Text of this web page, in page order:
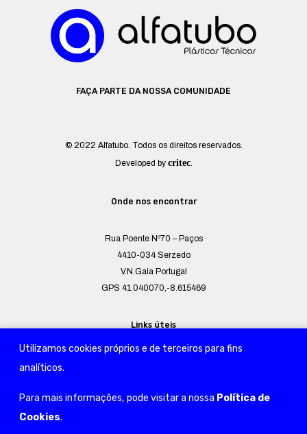
Utilizamos cookies próprios e de terceiros para fins
analíticos.
Para mais informações, pode visitar a nossa Política de
Cookies.
FAÇA PARTE DA NOSSA COMUNIDADE
© 2022 Alfatubo. Todos os direitos reservados.
Developed by critec.
Onde nos encontrar
Rua Poente Nº70 – Paços
4410-034 Serzedo
V.N.Gaia Portugal
GPS 41.040070,-8.615469
Links úteis
Mapa do Site